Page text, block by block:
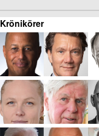
Krönikörer